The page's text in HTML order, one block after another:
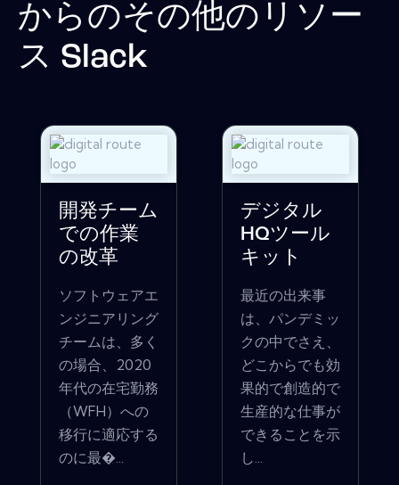
からのその他のリソー
ス Slack
開発チーム
での作業
の改革
ソフトウェアエ
ンジニアリング
チームは、多く
の場合、2020
年代の在宅勤務
（WFH）への
移行に適応する
のに最�...
デジタル
HQツール
キット
最近の出来事
は、パンデミッ
クの中でさえ、
どこからでも効
果的で創造的で
生産的な仕事が
できることを示
し...